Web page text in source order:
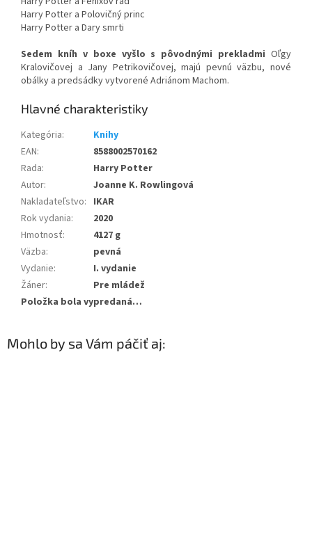
Harry Potter a Polovičný princ
Harry Potter a Dary smrti
Sedem kníh v boxe vyšlo s pôvodnými prekladmi Oľgy
Kralovičovej a Jany Petrikovičovej, majú pevnú väzbu, nové
obálky a predsádky vytvorené Adriánom Machom.
Kategória:
Knihy
EAN:
8588002570162
Rada:
Harry Potter
Autor:
Joanne K. Rowlingová
Nakladateľstvo: IKAR
Rok vydania:
2020
Hmotnosť:
4127 g
Väzba:
pevná
Vydanie:
I. vydanie
Žáner:
Pre mládež
Položka bola vypredaná…
Mohlo by sa Vám páčiť aj: